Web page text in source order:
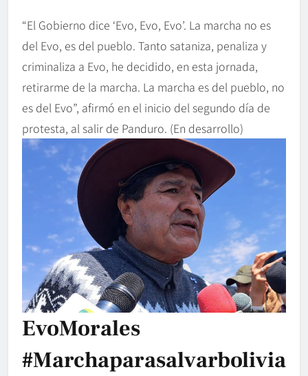
“El Gobierno dice ‘Evo, Evo, Evo’. La marcha no es
del Evo, es del pueblo. Tanto sataniza, penaliza y
criminaliza a Evo, he decidido, en esta jornada,
retirarme de la marcha. La marcha es del pueblo, no
es del Evo”, afirmó en el inicio del segundo día de
protesta, al salir de Panduro. (En desarrollo)
EvoMorales
#marchaparasalvarbolivia